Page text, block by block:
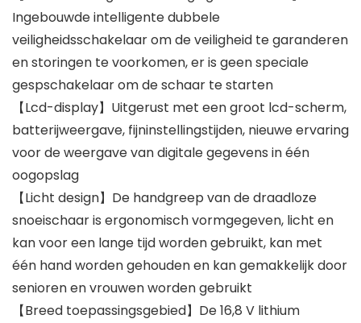
Ingebouwde intelligente dubbele
veiligheidsschakelaar om de veiligheid te garanderen
en storingen te voorkomen, er is geen speciale
gespschakelaar om de schaar te starten
【Lcd-display】Uitgerust met een groot lcd-scherm,
batterijweergave, fijninstellingstijden, nieuwe ervaring
voor de weergave van digitale gegevens in één
oogopslag
【Licht design】De handgreep van de draadloze
snoeischaar is ergonomisch vormgegeven, licht en
kan voor een lange tijd worden gebruikt, kan met
één hand worden gehouden en kan gemakkelijk door
senioren en vrouwen worden gebruikt
【Breed toepassingsgebied】De 16,8 V lithium